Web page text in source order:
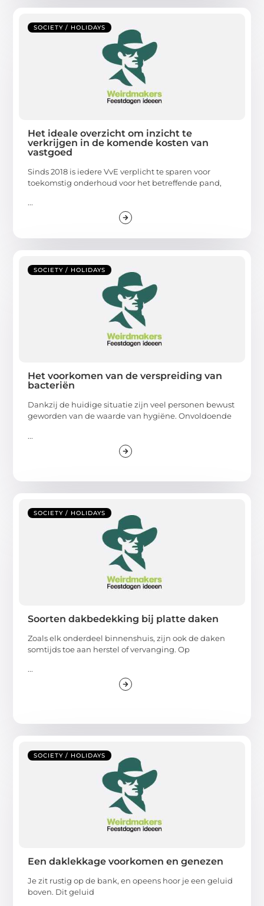
SOCIETY / HOLIDAYS
Het ideale overzicht om inzicht te
verkrijgen in de komende kosten van
vastgoed
Sinds 2018 is iedere VvE verplicht te sparen voor
toekomstig onderhoud voor het betreffende pand,
...
SOCIETY / HOLIDAYS
Het voorkomen van de verspreiding van
bacteriën
Dankzij de huidige situatie zijn veel personen bewust
geworden van de waarde van hygiëne. Onvoldoende
...
SOCIETY / HOLIDAYS
Soorten dakbedekking bij platte daken
Zoals elk onderdeel binnenshuis, zijn ook de daken
somtijds toe aan herstel of vervanging. Op
...
SOCIETY / HOLIDAYS
Een daklekkage voorkomen en genezen
Je zit rustig op de bank, en opeens hoor je een geluid
boven. Dit geluid